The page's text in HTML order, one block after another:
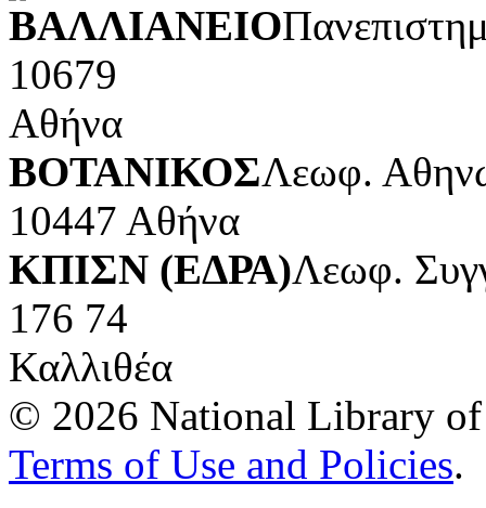
ΒΑΛΛΙΑΝΕΙΟ
10679
Αθήνα
ΒΟΤΑΝΙΚΟΣΛεωφ.
10447 Αθήνα
ΚΠΙΣΝ (ΕΔΡΑ)Λεωφ.
176 74
Καλλιθέα
© 2026 National Library of
Terms of Use and Policies.